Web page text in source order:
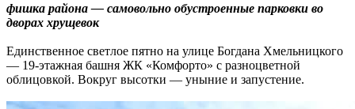
фишка района — самовольно обустроенные парковки во
дворах хрущевок
Единственное светлое пятно на улице Богдана Хмельницкого
— 19-этажная башня ЖК «Комфорто» с разноцветной
облицовкой. Вокруг высотки — уныние и запустение.